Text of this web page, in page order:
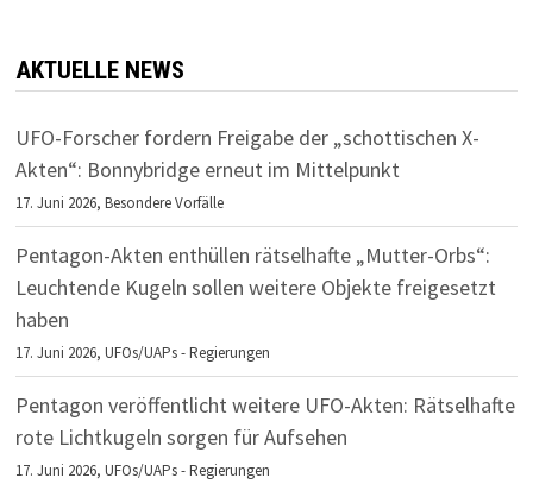
AKTUELLE NEWS
UFO-Forscher fordern Freigabe der „schottischen X-
Akten“: Bonnybridge erneut im Mittelpunkt
17. Juni 2026,Besondere Vorfälle
Pentagon-Akten enthüllen rätselhafte „Mutter-Orbs“:
Leuchtende Kugeln sollen weitere Objekte freigesetzt
haben
17. Juni 2026,UFOs/UAPs - Regierungen
Pentagon veröffentlicht weitere UFO-Akten: Rätselhafte
rote Lichtkugeln sorgen für Aufsehen
17. Juni 2026,UFOs/UAPs - Regierungen